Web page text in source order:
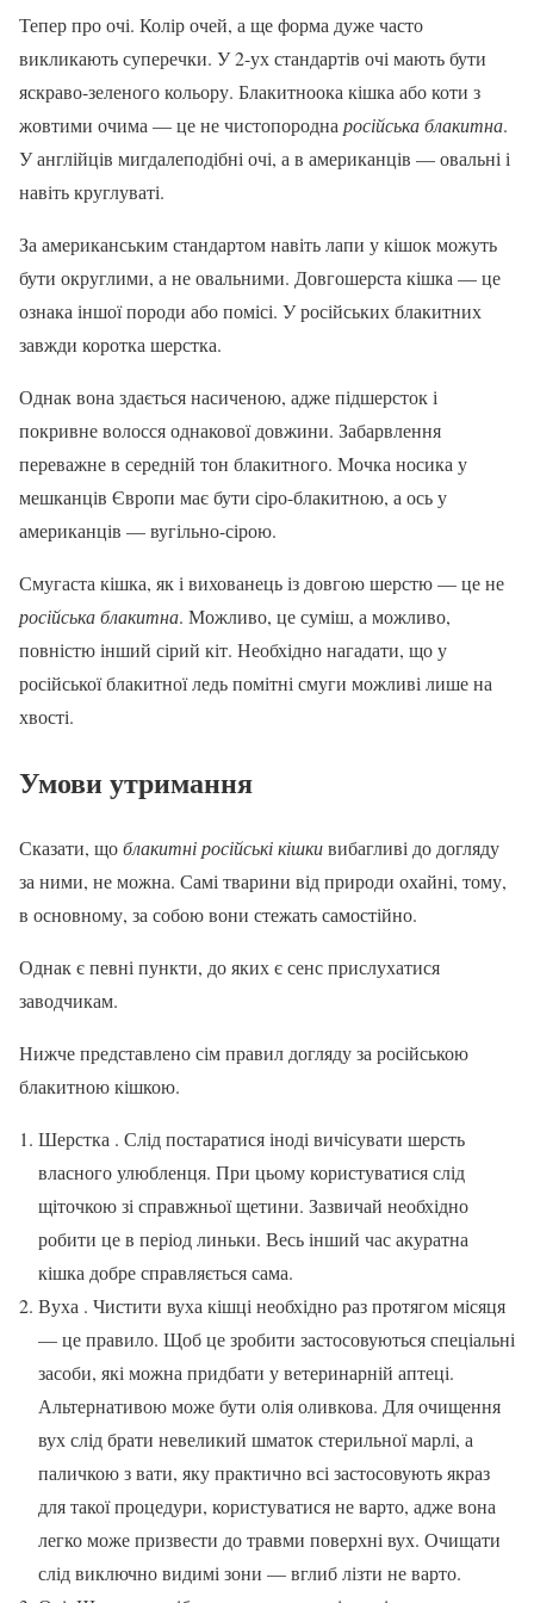
Тепер про очі. Колір очей, а ще форма дуже часто
викликають суперечки. У 2-ух стандартів очі мають бути
яскраво-зеленого кольору. Блакитноока кішка або коти з
жовтими очима — це не чистопородна російська блакитна.
У англійців мигдалеподібні очі, а в американців — овальні і
навіть круглуваті.
За американським стандартом навіть лапи у кішок можуть
бути округлими, а не овальними. Довгошерста кішка — це
ознака іншої породи або помісі. У російських блакитних
завжди коротка шерстка.
Однак вона здається насиченою, адже підшерсток і
покривне волосся однакової довжини. Забарвлення
переважне в середній тон блакитного. Мочка носика у
мешканців Європи має бути сіро-блакитною, а ось у
американців — вугільно-сірою.
Смугаста кішка, як і вихованець із довгою шерстю — це не
російська блакитна. Можливо, це суміш, а можливо,
повністю інший сірий кіт. Необхідно нагадати, що у
російської блакитної ледь помітні смуги можливі лише на
хвості.
Умови утримання
Сказати, щоблакитні російські кішкивибагливі до догляду
за ними, не можна. Самі тварини від природи охайні, тому,
в основному, за собою вони стежать самостійно.
Однак є певні пункти, до яких є сенс прислухатися
заводчикам.
Нижче представлено сім правил догляду за російською
блакитною кішкою.
Шерстка . Слід постаратися іноді вичісувати шерсть
власного улюбленця. При цьому користуватися слід
щіточкою зі справжньої щетини. Зазвичай необхідно
робити це в період линьки. Весь інший час акуратна
кішка добре справляється сама.
Вуха . Чистити вуха кішці необхідно раз протягом місяця
— це правило. Щоб це зробити застосовуються спеціальні
засоби, які можна придбати у ветеринарній аптеці.
Альтернативою може бути олія оливкова. Для очищення
вух слід брати невеликий шматок стерильної марлі, а
паличкою з вати, яку практично всі застосовують якраз
для такої процедури, користуватися не варто, адже вона
легко може призвести до травми поверхні вух. Очищати
слід виключно видимі зони — вглиб лізти не варто.